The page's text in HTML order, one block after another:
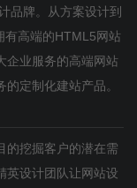
品牌。从方案设计到
有高端的HTML5网站
企业服务的高端网站
定制化建站产品。
的挖掘客户的潜在需
英设计团队让网站设